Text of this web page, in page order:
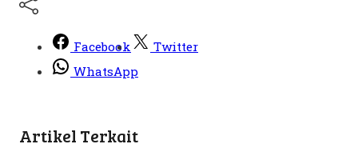
Facebook
Twitter
WhatsApp
Artikel Terkait